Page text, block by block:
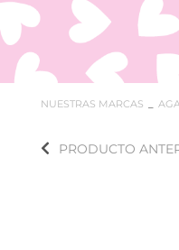
NUESTRAS MARCAS
PRODUCTO